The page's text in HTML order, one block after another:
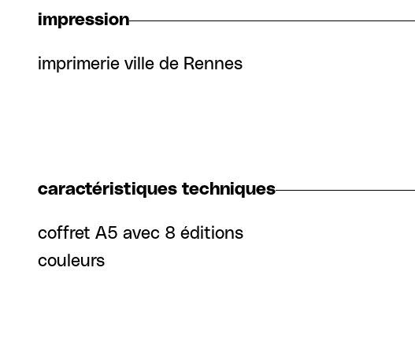
impression
imprimerie ville de Rennes
caractéristiques techniques
coffret A5 avec 8 éditions
couleurs